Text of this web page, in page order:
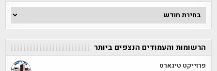
ארכיון
הכתבות
הרשומות והעמודים הנצפים ביותר
פרוייקט טיגארט